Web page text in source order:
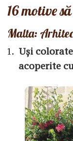
16 motive
Malta:
Uși
acoperite